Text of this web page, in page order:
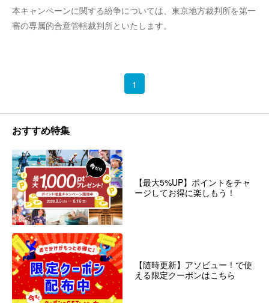
本キャンペーンに関する紛争については、東京地方裁判所を第一
審の専属的合意管轄裁判所といたします。
1
おすすめ特集
【最大5%UP】ポイントをチャ
ージしてお得に楽しもう！
【随時更新】アソビュー！で使
える限定クーポンはこちら